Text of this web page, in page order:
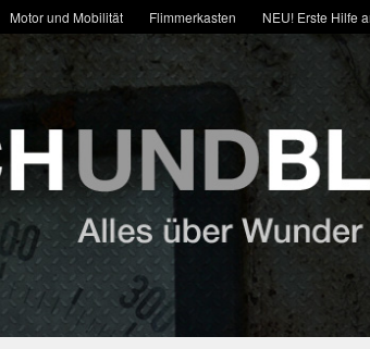
Motor und Mobilität Flimmerkasten NEU! Erste Hilfe